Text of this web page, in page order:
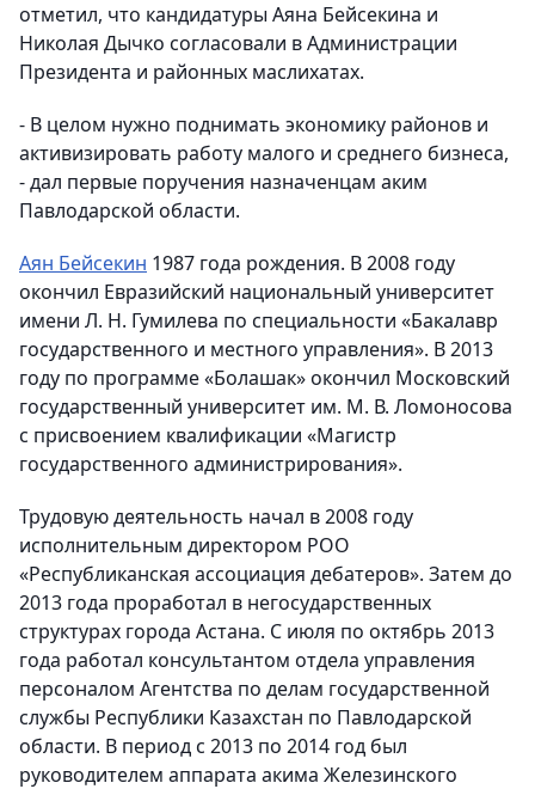
отметил, что кандидатуры Аяна Бейсекина и
Николая Дычко согласовали в Администрации
Президента и районных маслихатах.
- В целом нужно поднимать экономику районов и
активизировать работу малого и среднего бизнеса,
- дал первые поручения назначенцам аким
Павлодарской области.
Аян Бейсекин 1987 года рождения. В 2008 году
окончил Евразийский национальный университет
имени Л. Н. Гумилева по специальности «Бакалавр
государственного и местного управления». В 2013
году по программе «Болашак» окончил Московский
государственный университет им. М. В. Ломоносова
с присвоением квалификации «Магистр
государственного администрирования».
Трудовую деятельность начал в 2008 году
исполнительным директором РОО
«Республиканская ассоциация дебатеров». Затем до
2013 года проработал в негосударственных
структурах города Астана. С июля по октябрь 2013
года работал консультантом отдела управления
персоналом Агентства по делам государственной
службы Республики Казахстан по Павлодарской
области. В период с 2013 по 2014 год был
руководителем аппарата акима Железинского